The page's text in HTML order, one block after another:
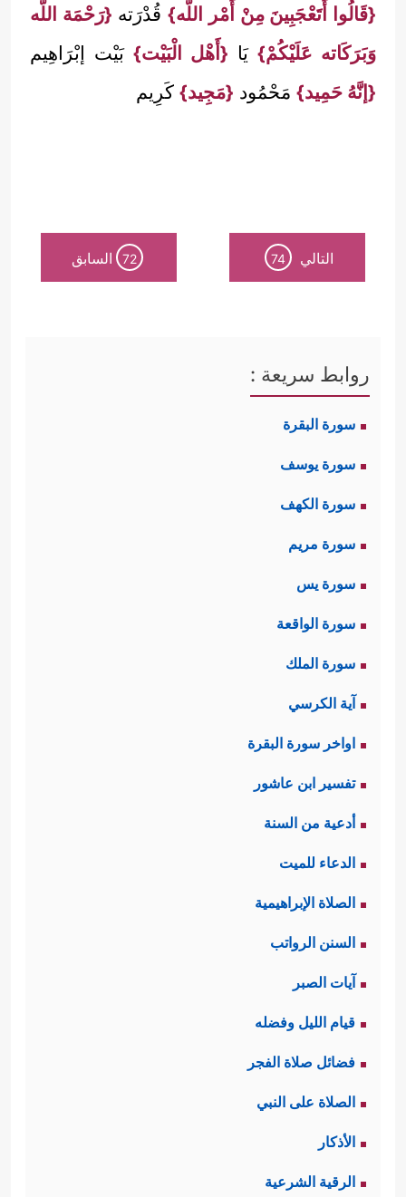
{قَالُوا أَتَعْجَبِينَ مِنْ أَمْر اللَّه}قُدْرَته {رَحْمَة اللَّه
وَبَرَكَاته عَلَيْكُمْ} يَا {أَهْل الْبَيْت} بَيْت إبْرَاهِيم
{إنَّهُ حَمِيد} مَحْمُود {مَجِيد} كَرِيم
التالي 74
72 السابق
روابط سريعة :
سورة البقرة
سورة يوسف
سورة الكهف
سورة مريم
سورة يس
سورة الواقعة
سورة الملك
آية الكرسي
اواخر سورة البقرة
تفسير ابن عاشور
أدعية من السنة
الدعاء للميت
الصلاة الإبراهيمية
السنن الرواتب
آيات الصبر
قيام الليل وفضله
فضائل صلاة الفجر
الصلاة على النبي
الأذكار
الرقية الشرعية